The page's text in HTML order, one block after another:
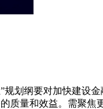
划纲要对加快建设
量和效益。需聚焦